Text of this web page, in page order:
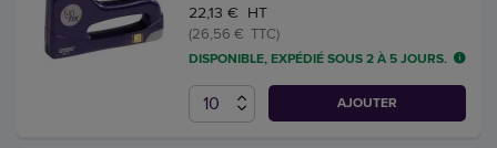
22,13 € HT
(26,56 € TTC)
DISPONIBLE, EXPÉDIÉ SOUS 2 À 5 JOURS.
AJOUTER